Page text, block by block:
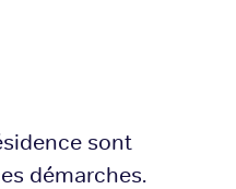
sont
démarches.